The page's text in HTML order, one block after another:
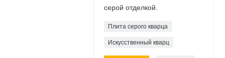
серой отделкой.
Плита серого кварца
Искусственный кварц